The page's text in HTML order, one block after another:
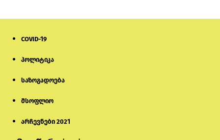
COVID-19
პოლიტიკა
საზოგადოება
მსოფლიო
არჩევნები 2021